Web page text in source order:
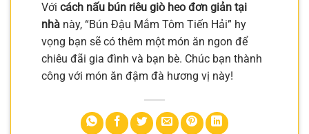
Với cách nấu bún riêu giò heo đơn giản tại
nhà này, “Bún Đậu Mắm Tôm Tiến Hải” hy
vọng bạn sẽ có thêm một món ăn ngon để
chiêu đãi gia đình và bạn bè. Chúc bạn thành
công với món ăn đậm đà hương vị này!